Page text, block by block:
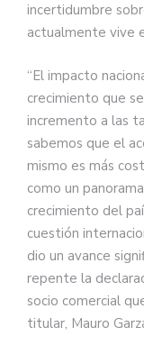
incertidumbre
actualmente vive
“El impacto
crecimiento que
incremento a las
sabemos que el
mismo es más
como un
crecimiento del
cuestión
dio un avance
repente la
socio comercial
titular, Mauro